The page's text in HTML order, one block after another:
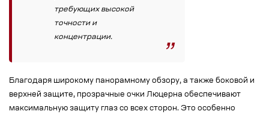
требующих высокой
точности и
концентрации.
Благодаря широкому панорамному обзору, а также боковой и
верхней защите, прозрачные очки Люцерна обеспечивают
максимальную защиту глаз со всех сторон. Это особенно